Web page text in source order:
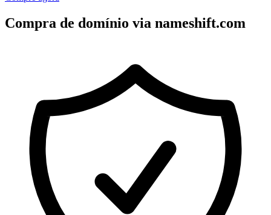
Compra de domínio via nameshift.com